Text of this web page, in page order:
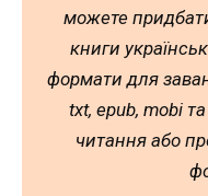
можете
книги
формати для
txt, epub, mobi
читання або